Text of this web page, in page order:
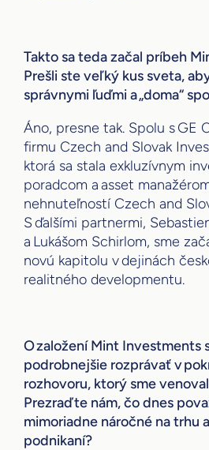
Takto sa teda začal príbeh
Prešli ste veľký kus sveta,
správnymi ľuďmi a „doma“
Áno, presne tak. Spolu s GE
firmu Czech and Slovak
ktorá sa stala exkluzívnym
poradcom a asset
nehnuteľností Czech and
S ďalšími partnermi,
a Lukášom Schirlom, sme
novú kapitolu v dejinách
realitného developmentu.
O založení Mint Investments
podrobnejšie rozprávať v
rozhovoru, ktorý sme
Prezraďte nám, čo dnes
mimoriadne náročné na trhu
podnikaní?